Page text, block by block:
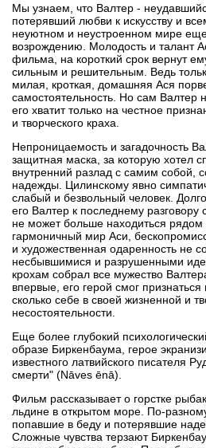
Мы узнаем, что Валтер -
потерявший любви к искусству и
неуютном и неустроенном мире
возрождению. Молодость и талант
фильма, на короткий срок вернут
сильным и решительным. Ведь
милая, кроткая, домашняя Ася
самостоятельность. Но сам Валтер
его хватит только на честное
и творческого краха.
Непроницаемость и загадочность
защитная маска, за которую хотел
внутренний разлад с самим собой,
надежды. Цилинскому явно
слабый и безвольный человек.
его Валтер к последнему
не может больше находиться рядом
гармоничный мир Аси,
и художественная одаренность не
несбывшимися и разрушенными
крохам собрал все мужество
впервые, его герой смог признаться
сколько себе в своей жизненной и
несостоятельности.
Еще более глубокий
образе Биркенбаума, герое
известного латвийского писателя
смерти" (Nāves ēnā).
Фильм рассказывает о горстке
льдине в открытом море. По-
попавшие в беду и потерявшие
Сложные чувства терзают